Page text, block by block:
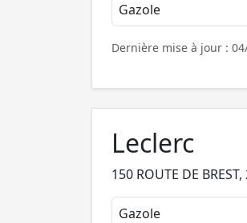
Gazole
Dernière mise à jour :
Leclerc
150 ROUTE DE
Gazole